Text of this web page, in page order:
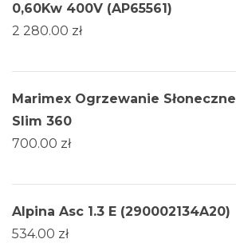
0,60Kw 400V (AP65561)
2 280.00 zł
Marimex Ogrzewanie Słoneczne
Slim 360
700.00 zł
Alpina Asc 1.3 E (290002134A20)
534.00 zł